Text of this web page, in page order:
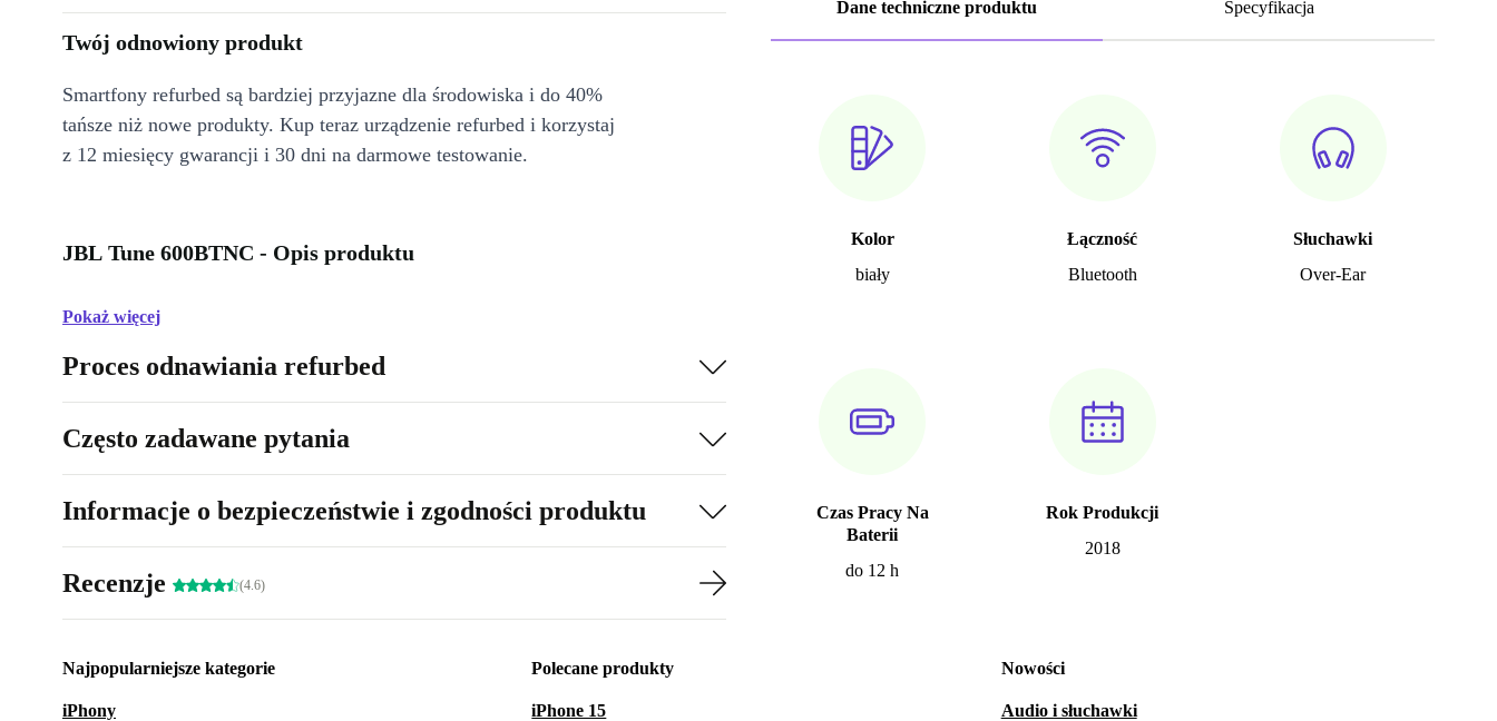
Dane techniczne produktu Specyfikacja
Kolor
biały
Łączność
Bluetooth
Słuchawki
Over-Ear
Czas Pracy Na
Baterii
do 12 h
Rok Produkcji
2018
Twój odnowiony produkt
Smartfony refurbed są bardziej przyjazne dla środowiska i do 40%
tańsze niż nowe produkty. Kup teraz urządzenie refurbed i korzystaj
z 12 miesięcy gwarancji i 30 dni na darmowe testowanie.
JBL Tune 600BTNC - Opis produktu
Pokaż więcej
Proces odnawiania refurbed
Często zadawane pytania
Informacje o bezpieczeństwie i zgodności produktu
Recenzje (4.6)
Najpopularniejsze kategorie
iPhony
Polecane produkty
iPhone 15
Nowości
Audio i słuchawki